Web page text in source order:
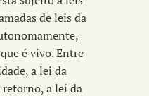
de leis da
é vivo. Entre
a lei da
a lei da